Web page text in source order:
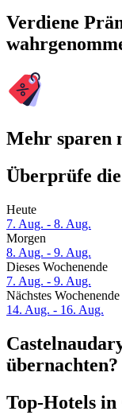
Verdiene
Mehr sparen
Überprüfe
Heute
7. Aug. - 8. Aug.
Morgen
8. Aug. - 9. Aug.
Dieses Wochenende
7. Aug. - 9. Aug.
Nächstes Wochenende
14. Aug. - 16. Aug.
übernachten?
Top-Hotels